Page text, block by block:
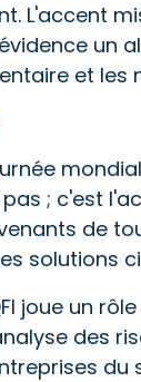
L'accent
un
et les
; c'est
de
solutions
joue un
des